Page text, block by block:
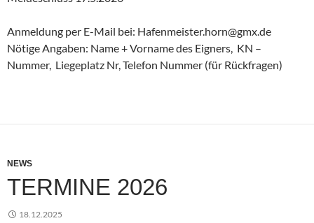
Anmeldung per E-Mail bei: Hafenmeister.horn@gmx.de
Nötige Angaben: Name + Vorname des Eigners, KN –
Nummer, Liegeplatz Nr, Telefon Nummer (für Rückfragen)
NEWS
TERMINE 2026
18.12.2025